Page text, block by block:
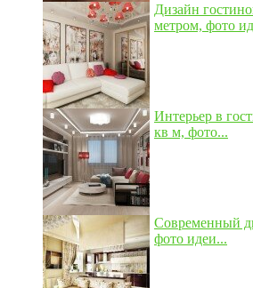
Дизайн
метром, фото
Интерьер в
кв м, фото...
Современный
фото идеи...